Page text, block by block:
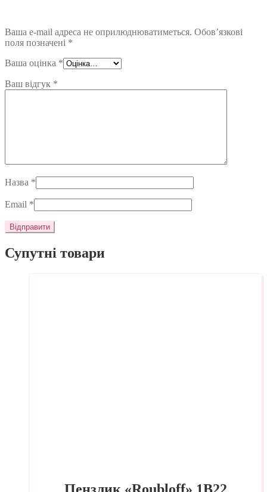
Ваша e-mail адреса не оприлюднюватиметься. Обов’язкові
поля позначені *
Ваша оцінка *
Ваш відгук *
Назва *
Email *
Супутні товари